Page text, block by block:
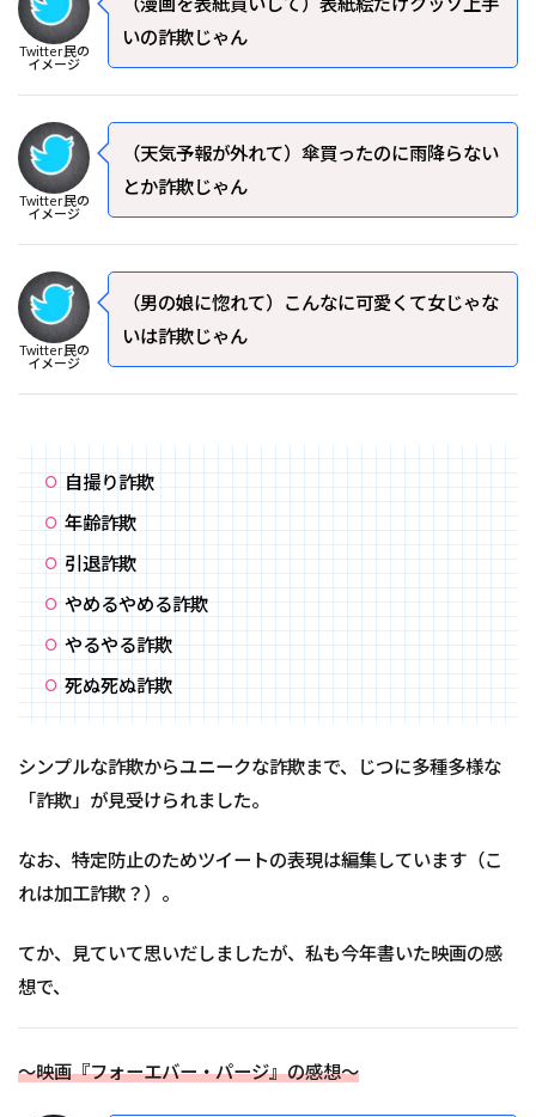
Twitter民の
イメージ
いの詐欺じゃん
Twitter民の
イメージ
（天気予報が外れて）傘買ったのに雨降らない
とか詐欺じゃん
Twitter民の
イメージ
（男の娘に惚れて）こんなに可愛くて女じゃな
いは詐欺じゃん
自撮り詐欺
年齢詐欺
引退詐欺
やめるやめる詐欺
やるやる詐欺
死ぬ死ぬ詐欺
シンプルな詐欺からユニークな詐欺まで、じつに多種多様な
「詐欺」が見受けられました。
なお、特定防止のためツイートの表現は編集しています（こ
れは加工詐欺？）。
てか、見ていて思いだしましたが、私も今年書いた映画の感
想で、
～映画『フォーエバー・パージ』の感想～